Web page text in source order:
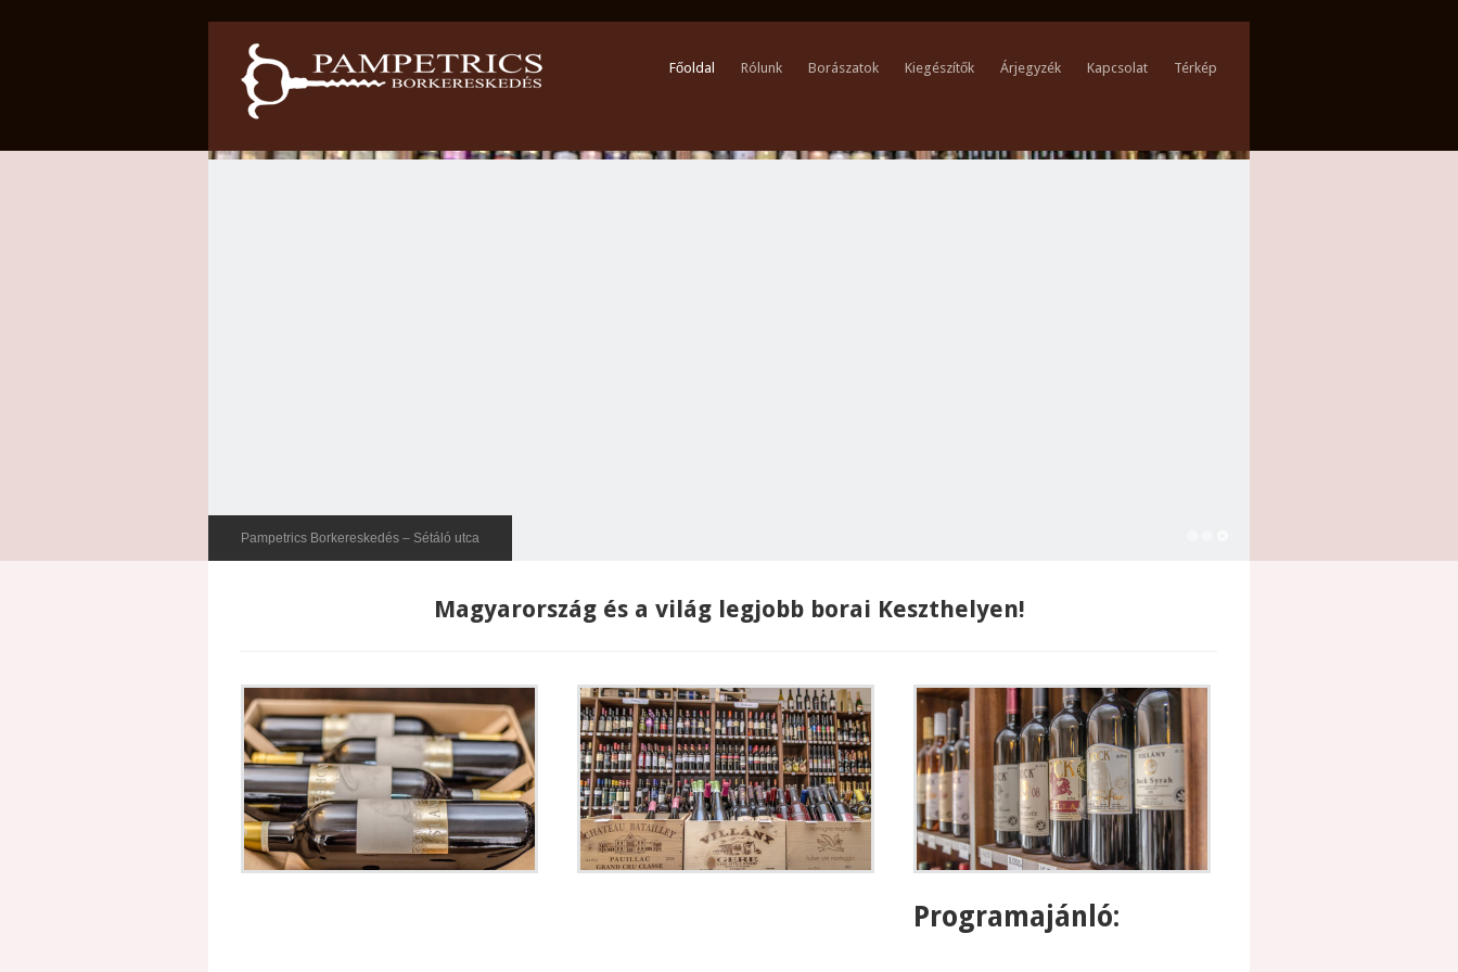
Főoldal Rólunk Borászatok Kiegészítők Árjegyzék Kapcsolat Térkép
Pampetrics Borkereskedés – Rezi út
Magyarország és a világ legjobb borai Keszthelyen!
Programajánló: